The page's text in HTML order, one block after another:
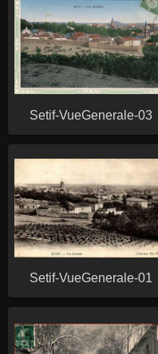
Setif-VueGenerale-03
Setif-VueGenerale-01